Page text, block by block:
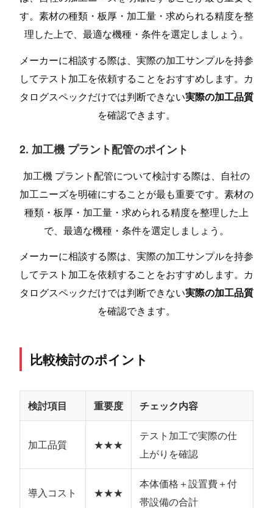
す。素材の種類・板厚・加工量・求められる精度を整
理した上で、最適な機種・条件を選定しましょう。
メーカーに相談する際は、実際の加工サンプルを持参
してテスト加工を依頼することをおすすめします。カ
タログスペックだけでは判断できない実際の加工品質
を確認できます。
2. 加工機 プラント配管のポイント
加工機 プラント配管について検討する際は、自社の
加工ニーズを明確にすることが最も重要です。素材の
種類・板厚・加工量・求められる精度を整理した上
で、最適な機種・条件を選定しましょう。
メーカーに相談する際は、実際の加工サンプルを持参
してテスト加工を依頼することをおすすめします。カ
タログスペックだけでは判断できない実際の加工品質
を確認できます。
比較検討のポイント
検討項目 重要度 チェック内容
加工品質 ★★★
テスト加工で実際の仕
上がりを確認
導入コスト ★★★
本体価格＋設置費＋付
帯設備の合計